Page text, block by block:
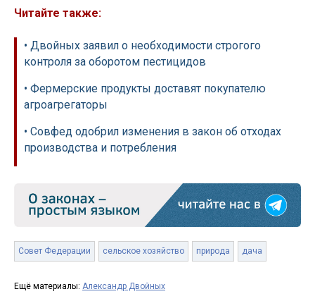
Читайте также:
• Двойных заявил о необходимости строгого
контроля за оборотом пестицидов
• Фермерские продукты доставят покупателю
агроагрегаторы
• Совфед одобрил изменения в закон об отходах
производства и потребления
Совет Федерации сельское хозяйство природа дача
Ещё материалы: Александр Двойных